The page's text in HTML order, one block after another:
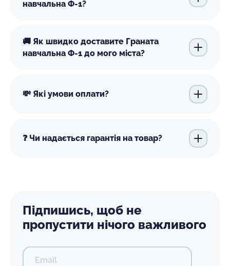
навчальна Ф-1?
🚚 Як швидко доставите Граната
навчальна Ф-1 до мого міста?
💸 Які умови оплати?
❓ Чи надається гарантія на товар?
Підпишись, щоб не
пропустити нічого важливого
Email